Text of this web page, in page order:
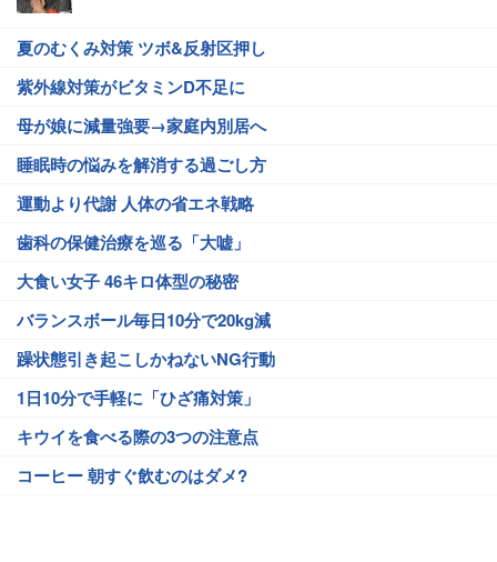
夏のむくみ対策 ツボ&反射区押し
紫外線対策がビタミンD不足に
母が娘に減量強要→家庭内別居へ
睡眠時の悩みを解消する過ごし方
運動より代謝 人体の省エネ戦略
歯科の保健治療を巡る「大嘘」
大食い女子 46キロ体型の秘密
バランスボール毎日10分で20kg減
躁状態引き起こしかねないNG行動
1日10分で手軽に「ひざ痛対策」
キウイを食べる際の3つの注意点
コーヒー 朝すぐ飲むのはダメ?